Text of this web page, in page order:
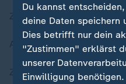
Zuletzt veröffentlicht
Aktuelle Sendungs-Videos
ZDFheute Stories
Du kannst
deine Daten speichern
Dies betrifft nur dein
"Zustimmen" erklärst
unserer
Einwilligung